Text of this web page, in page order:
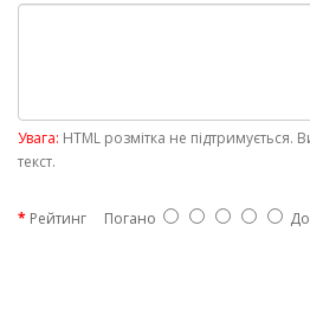
Увага: HTML розмітка не підтримується.
текст.
Рейтинг Погано